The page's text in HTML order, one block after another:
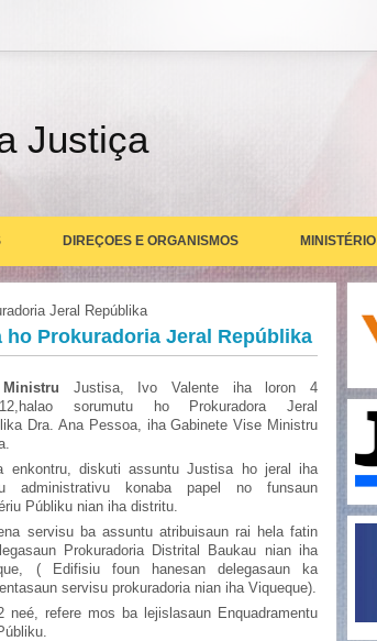
Justiça
DIREÇOES E ORGANISMOS MINISTÉRIO
Jeral Repúblika
Prokuradoria Jeral Repúblika
Justisa, Ivo Valente iha loron 4
sorumutu ho Prokuradora Jeral
Dra. Ana Pessoa, iha Gabinete Vise Ministru
enkontru, diskuti assuntu Justisa ho jeral iha
administrativu konaba papel no funsaun
Públiku nian iha distritu.
servisu ba assuntu atribuisaun rai hela fatin
Prokuradoria Distrital Baukau nian iha
( Edifisiu foun hanesan delegasaun ka
servisu prokuradoria nian iha Viqueque).
refere mos ba lejislasaun Enquadramentu